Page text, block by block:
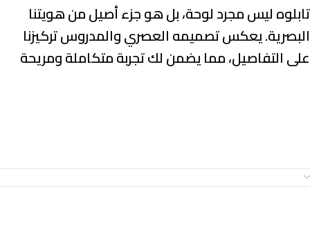
تابلوه ليس مجرد لوحة، بل هو جزء أصيل من هويتنا
البصرية. يعكس تصميمه العصري والمدروس تركيزنا
على التفاصيل، مما يضمن لك تجربة متكاملة ومريحة